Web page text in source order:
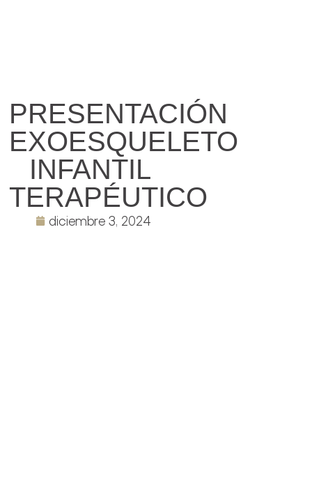
PRESENTACIÓN
EXOESQUELETO
INFANTIL
TERAPÉUTICO
diciembre 3, 2024